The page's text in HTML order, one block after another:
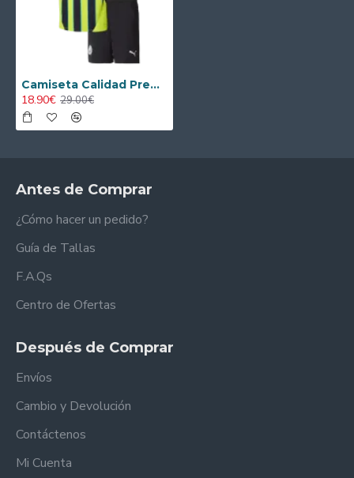
Camiseta Calidad Premium Manchester City Away 2024/25 Equipación Niño
18.90€ 29.00€
Antes de Comprar
¿Cómo hacer un pedido?
Guía de Tallas
F.A.Qs
Centro de Ofertas
Después de Comprar
Envíos
Cambio y Devolución
Contáctenos
Mi Cuenta